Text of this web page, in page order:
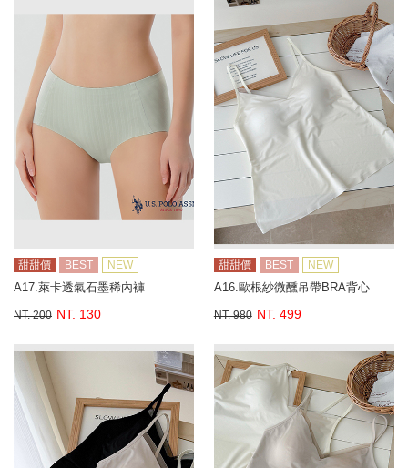
甜甜價 BEST NEW
A17.萊卡透氣石墨稀內褲
NT. 200 NT. 130
甜甜價 BEST NEW
A16.歐根紗微醺吊帶BRA背心
NT. 980 NT. 499